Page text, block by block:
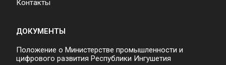
Контакты
ДОКУМЕНТЫ
Положение о Министерстве промышленности и
цифрового развития Республики Ингушетия